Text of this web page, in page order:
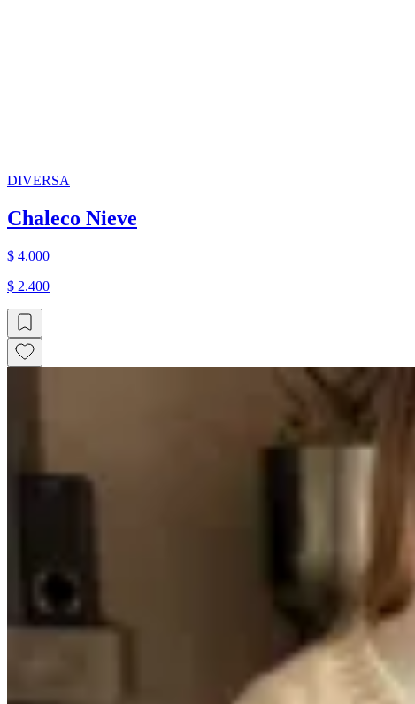
DIVERSA
Chaleco Nieve
$ 4.000
$ 2.400